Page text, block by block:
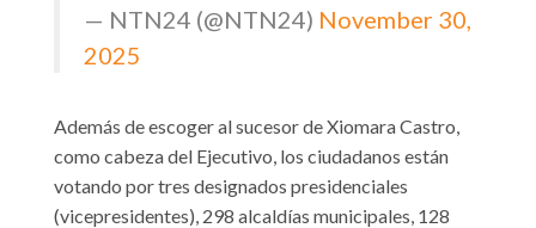
— NTN24 (@NTN24) November 30,
2025
Además de escoger al sucesor de Xiomara Castro,
como cabeza del Ejecutivo, los ciudadanos están
votando por tres designados presidenciales
(vicepresidentes), 298 alcaldías municipales, 128